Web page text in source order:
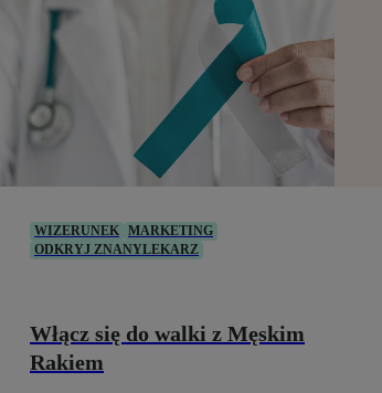
WIZERUNEK MARKETING
ODKRYJ ZNANYLEKARZ
Włącz się do walki z Męskim
Rakiem